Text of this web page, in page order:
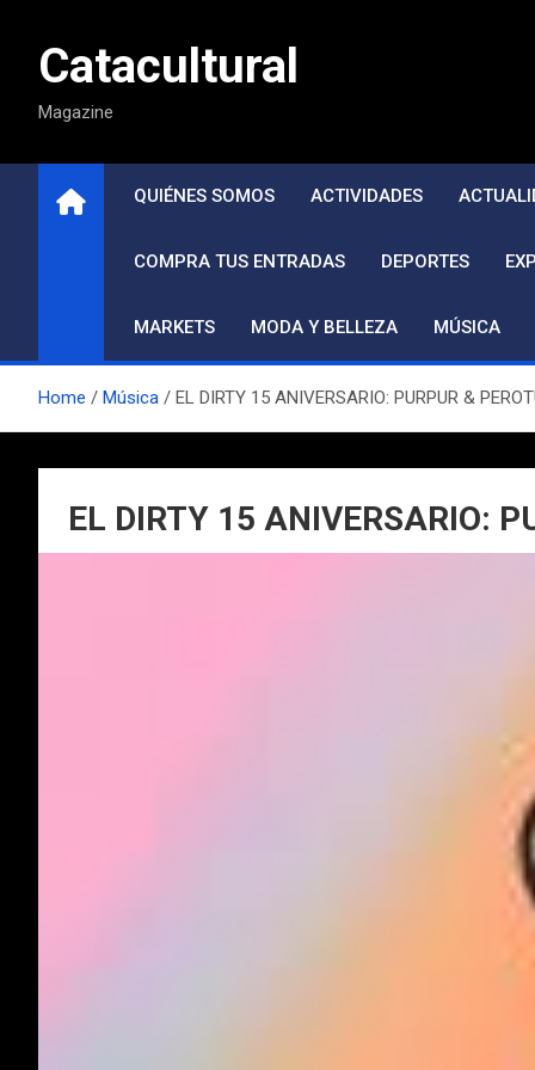
contenidoCatacultural
Magazine
QUIÉNES SOMOS ACTIVIDADES
COMPRA TUS ENTRADAS DEPORTES
MARKETS MODA Y BELLEZA MÚSICA
Home Música EL DIRTY 15 ANIVERSARIO: PURPUR &
EL DIRTY 15 ANIVERSARIO: